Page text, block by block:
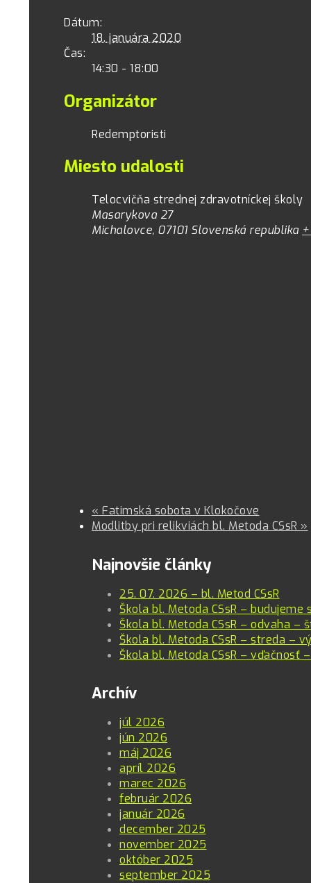
Dátum:
18. januára 2020
Čas:
14:30 - 18:00
Organizátor
Redemptoristi
Miesto udalosti
Telocvičňa strednej zdravotníckej školy
Masarykova 27
Michalovce, 07101 Slovenská republika
« Fatimská sobota v Klokočove
Modlitby pri relikviách bl. Metoda CSsR »
Najnovšie články
25. 07. 2026 – bl. Metod CSsR
Škola bl. Metoda CSsR –
Škola bl. Metoda CSsR – odvaha –
Škola bl. Metoda CSsR – streda –
Škola bl. Metoda CSsR – vďačnosť
Archív
júl 2026
jún 2026
máj 2026
apríl 2026
marec 2026
február 2026
január 2026
december 2025
november 2025
október 2025
september 2025